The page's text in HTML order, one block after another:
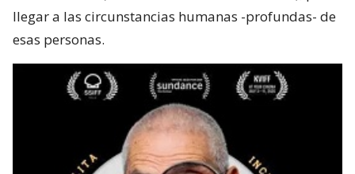
llegar a las circunstancias humanas -profundas- de
esas personas.